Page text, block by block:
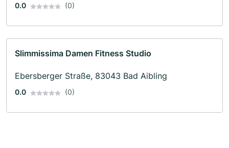
0.0 (0)
Slimmissima Damen Fitness Studio
Ebersberger Straße, 83043 Bad Aibling
0.0 (0)